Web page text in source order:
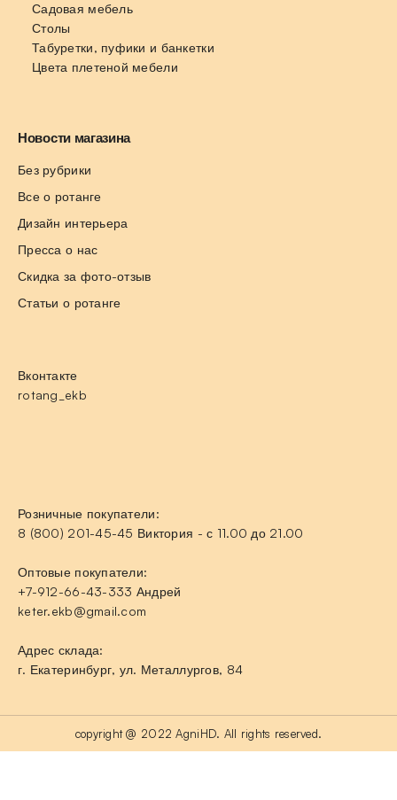
Садовая мебель
Столы
Табуретки, пуфики и банкетки
Цвета плетеной мебели
Новости магазина
Без рубрики
Все о ротанге
Дизайн интерьера
Пресса о нас
Скидка за фото-отзыв
Статьи о ротанге
Вконтакте
rotang_ekb
Розничные покупатели:
8 (800) 201-45-45 Виктория - с 11.00 до 21.00
Оптовые покупатели:
+7-912-66-43-333 Андрей
keter.ekb@gmail.com
Адрес склада:
г. Екатеринбург, ул. Металлургов, 84
copyright @ 2022 AgniHD. All rights reserved.